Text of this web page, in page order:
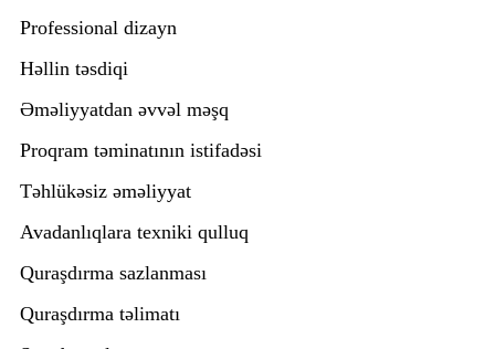
Professional dizayn
Həllin təsdiqi
Əməliyyatdan əvvəl məşq
Proqram təminatının istifadəsi
Təhlükəsiz əməliyyat
Avadanlıqlara texniki qulluq
Quraşdırma sazlanması
Quraşdırma təlimatı